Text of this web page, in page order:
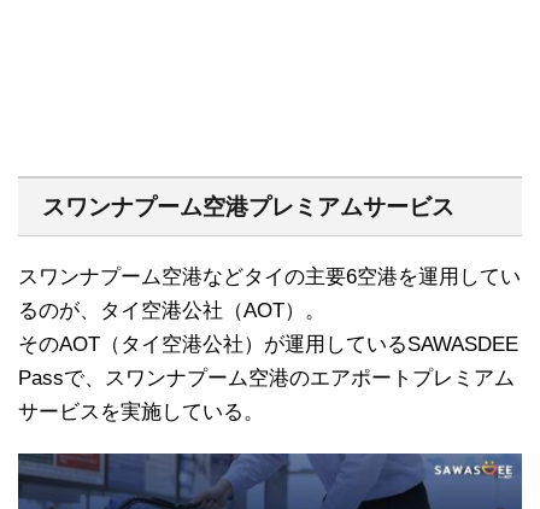
スワンナプーム空港プレミアムサービス
スワンナプーム空港などタイの主要6空港を運用してい
るのが、タイ空港公社（AOT）。
そのAOT（タイ空港公社）が運用しているSAWASDEE
Passで、スワンナプーム空港のエアポートプレミアム
サービスを実施している。